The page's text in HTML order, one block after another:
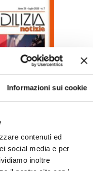
Informazioni sui cookie
contenuti ed
social media e per
inoltre
2026